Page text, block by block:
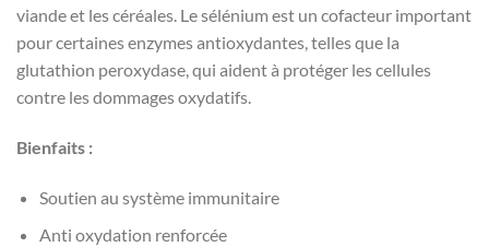
viande et les céréales. Le sélénium est un cofacteur important
pour certaines enzymes antioxydantes, telles que la
glutathion peroxydase, qui aident à protéger les cellules
contre les dommages oxydatifs.
Bienfaits :
Soutien au système immunitaire
Anti oxydation renforcée